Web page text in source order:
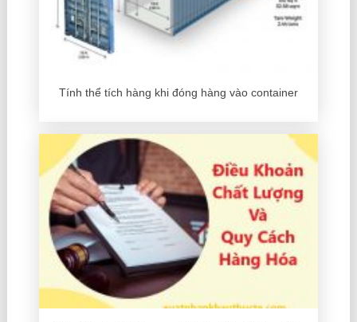
Tính thể tích hàng khi đóng hàng vào container